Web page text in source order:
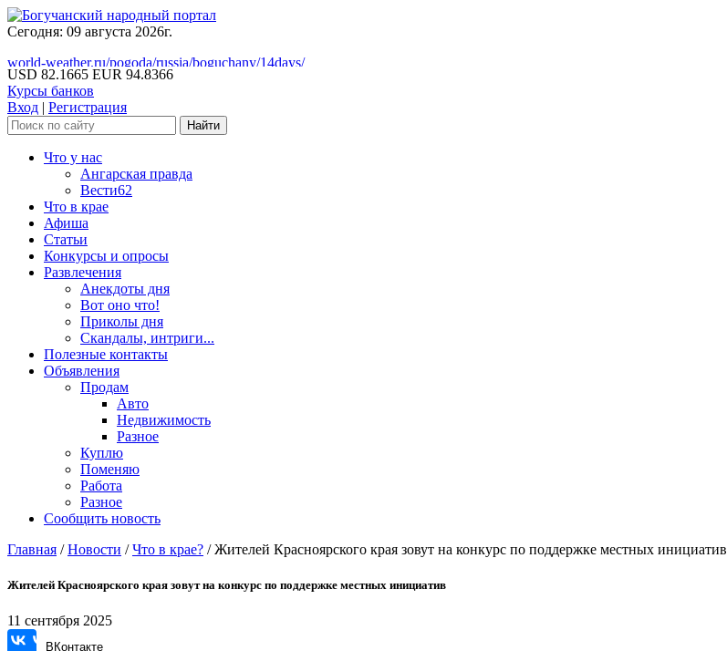
Сегодня: 09 августа 2026г.
world-weather.ru/pogoda/russia/boguchany/14days/
USD 82.1665 EUR 94.8366
Курсы банков
Вход | Регистрация
Что у нас
Ангарская правда
Вести62
Что в крае
Афиша
Статьи
Конкурсы и опросы
Развлечения
Анекдоты дня
Вот оно что!
Приколы дня
Скандалы, интриги...
Полезные контакты
Объявления
Продам
Авто
Недвижимость
Разное
Куплю
Поменяю
Работа
Разное
Сообщить новость
Главная /Новости /Что в крае? /Жителей Красноярского края зовут на конкурс по поддержке местных инициатив
Жителей Красноярского края зовут на конкурс по поддержке местных инициатив
11 сентября 2025
ВКонтакте